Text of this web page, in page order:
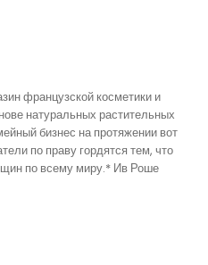
французской косметики и
натуральных растительных
бизнес на протяжении вот
по праву гордятся тем, что
по всему миру.* Ив Роше